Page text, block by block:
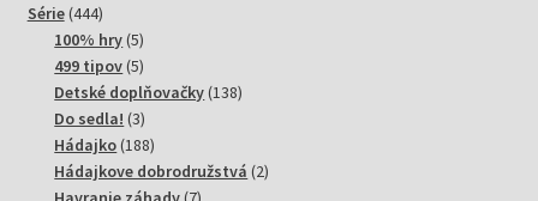
Série 444444
produktov
100% hry 55
produktov
499 tipov 55
produktov
Detské doplňovačky 138138
Do sedla! 33
produkty
Hádajko 188188
produktov
Hádajkove dobrodružstvá 22
7